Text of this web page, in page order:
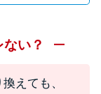
い？
えても、